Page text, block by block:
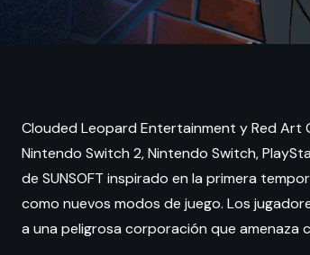
Clouded Leopard Entertainment y Red Art
Nintendo Switch 2, Nintendo Switch,
de SUNSOFT inspirado en la primera
como nuevos modos de juego. Los
a una peligrosa corporación que amenaza